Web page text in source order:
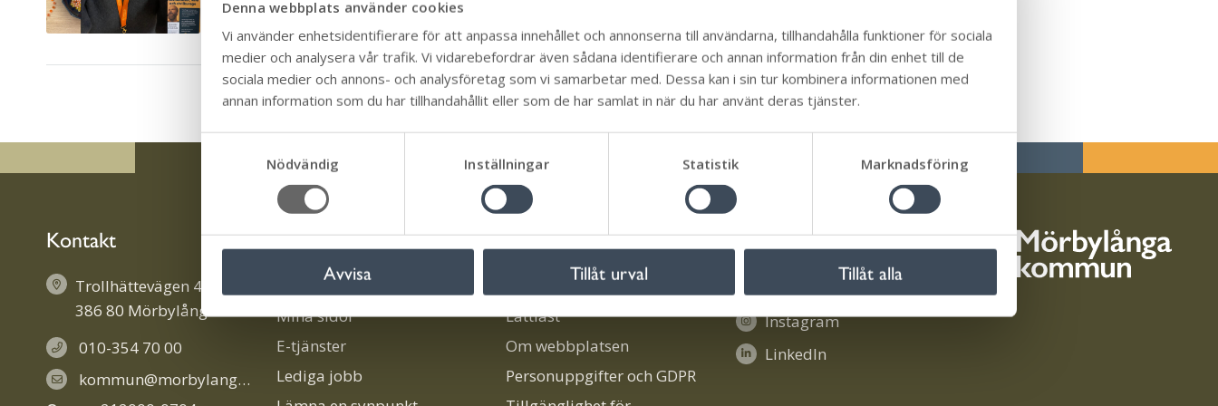
Denna webbplats använder cookies
Vi använder enhetsidentifierare för att anpassa innehållet och annonserna till användarna, tillhandahålla funktioner för sociala
medier och analysera vår trafik. Vi vidarebefordrar även sådana identifierare och annan information från din enhet till de
sociala medier och annons- och analysföretag som vi samarbetar med. Dessa kan i sin tur kombinera informationen med
annan information som du har tillhandahållit eller som de har samlat in när du har använt deras tjänster.
S
e
s
l
Nödvändig Inställningar Statistik Marknadsföring
Avvisa Tillåt urval Tillåt alla
orangebelysta byggnader som Eketorps borg och Lå...
Kontakt
Trollhättevägen 4
386 80 Mörbylånga
010-354 70 00
kommun@morbylanga.se
Information
Ladda ner vår app!
Mina sidor
E-tjänster
Lediga jobb
Om oss
Aktivitetskartan
Lättläst
Om webbplatsen
Personuppgifter och GDPR
Följ oss i sociala medier
Instagram
LinkedIn